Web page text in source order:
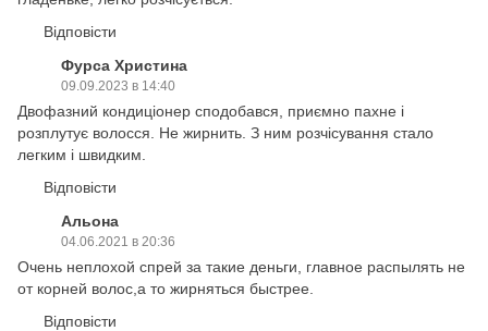
Відповісти
Фурса Христина
09.09.2023 в 14:40
Двофазний кондиціонер сподобався, приємно пахне і
розплутує волосся. Не жирнить. З ним розчісування стало
легким і швидким.
Відповісти
Альона
04.06.2021 в 20:36
Очень неплохой спрей за такие деньги, главное распылять не
от корней волос,а то жирняться быстрее.
Відповісти